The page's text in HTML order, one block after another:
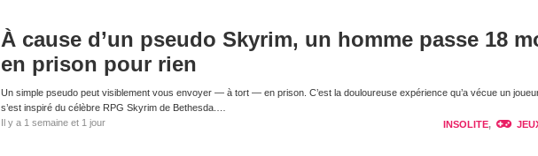
À cause d’un pseudo Skyrim, un homme passe 18
en prison pour rien
Un simple pseudo peut visiblement vous envoyer — à tort — en prison. C’est la douloureuse expérience qu’a vécue un
s’est inspiré du célèbre RPG Skyrim de Bethesda.…
Il y a 1 semaine et 1 jour
INSOLITE,